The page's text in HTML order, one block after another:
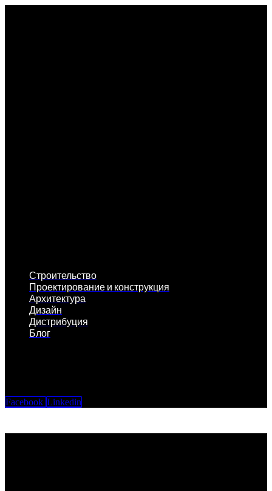
Строительство
Проектирование и конструкция
Архитектура
Дизайн
Дистрибуция
Блог
Facebook Linkedin